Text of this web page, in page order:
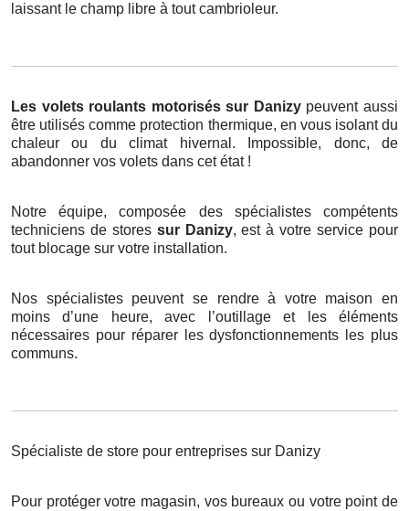
laissant le champ libre à tout cambrioleur.
Les volets roulants motorisés sur Danizy peuvent aussi
être utilisés comme protection thermique, en vous isolant du
chaleur ou du climat hivernal. Impossible, donc, de
abandonner vos volets dans cet état !
Notre équipe, composée des spécialistes compétents
techniciens de stores sur Danizy, est à votre service pour
tout blocage sur votre installation.
Nos spécialistes peuvent se rendre à votre maison en
moins d’une heure, avec l’outillage et les éléments
nécessaires pour réparer les dysfonctionnements les plus
communs.
Spécialiste de store pour entreprises sur Danizy
Pour protéger votre magasin, vos bureaux ou votre point de